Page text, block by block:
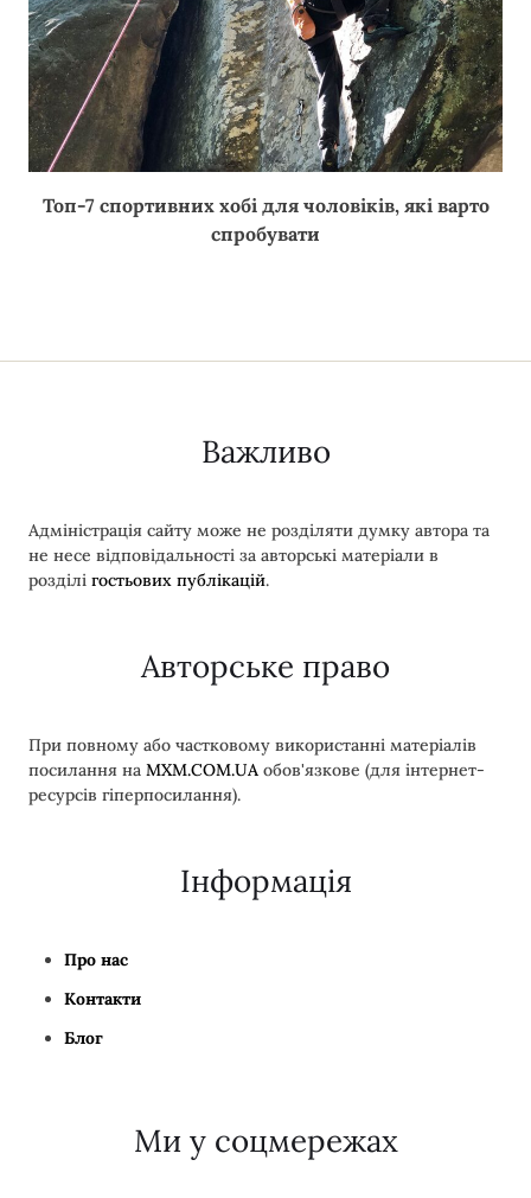
Топ-7 спортивних хобі для чоловіків, які варто
спробувати
Важливо
Адміністрація сайту може не розділяти думку автора та
не несе відповідальності за авторські матеріали в
розділі гостьових публікацій.
Авторське право
При повному або частковому використанні матеріалів
посилання на MXM.COM.UA обов'язкове (для інтернет-
ресурсів гіперпосилання).
Інформація
Про нас
Контакти
Блог
Ми у соцмережах